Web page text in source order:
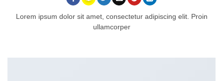
Lorem ipsum dolor sit amet, consectetur adipiscing elit. Proin
ullamcorper